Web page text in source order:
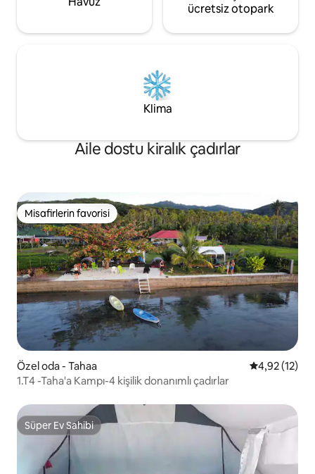
ücretsiz otopark
Klima
Aile dostu kiralık çadırlar
Misafirlerin favorisi
Misafirlerin favorisi
Özel oda - Tahaa 5 üzerinden
4,92 (12)
1.T4 -Taha'a Kampı-4 kişilik donanımlı çadırlar
Süper Ev Sahibi
Süper Ev Sahibi